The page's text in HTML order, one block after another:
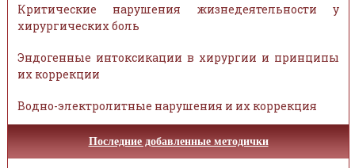
Критические нарушения жизнедеятельности у
хирургических боль
Эндогенные интоксикации в хирургии и принципы
их коррекции
Водно-электролитные нарушения и их коррекция
Последние добавленные методички